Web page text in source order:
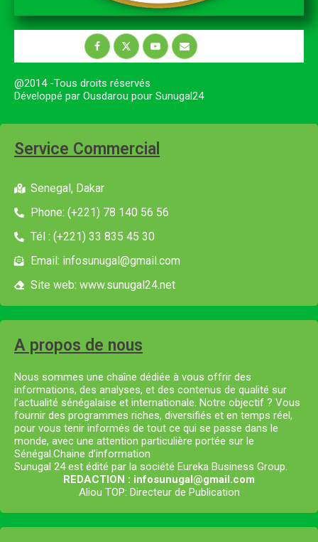
@2014 -Tous droits réservés
Développé par Ousdarou pour Sunugal24
Service Commercial
Senegal, Dakar
Phone: (+221) 78 140 56 56
Tél : (+221) 33 835 45 30
Email: infosunugal@gmail.com
Site web: www.sunugal24.net
A propos de nous
Nous sommes une chaîne dédiée à vous offrir des
informations, des analyses, et des contenus de qualité sur
l’actualité sénégalaise et internationale. Notre objectif ? Vous
fournir des programmes riches, diversifiés et en temps réel,
pour vous tenir informés de tout ce qui se passe dans le
monde, avec une attention particulière portée sur le
Sénégal.Chaine d’information
Sunugal 24 est édité par la société Eureka Business Group.
REDACTION : infosunugal@gmail.com
Aliou TOP: Directeur de Publication